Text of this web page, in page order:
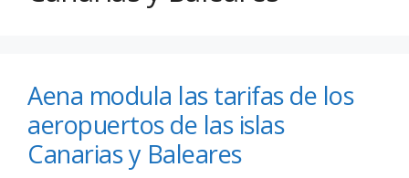
Aena modula las tarifas de los
aeropuertos de las islas
Canarias y Baleares